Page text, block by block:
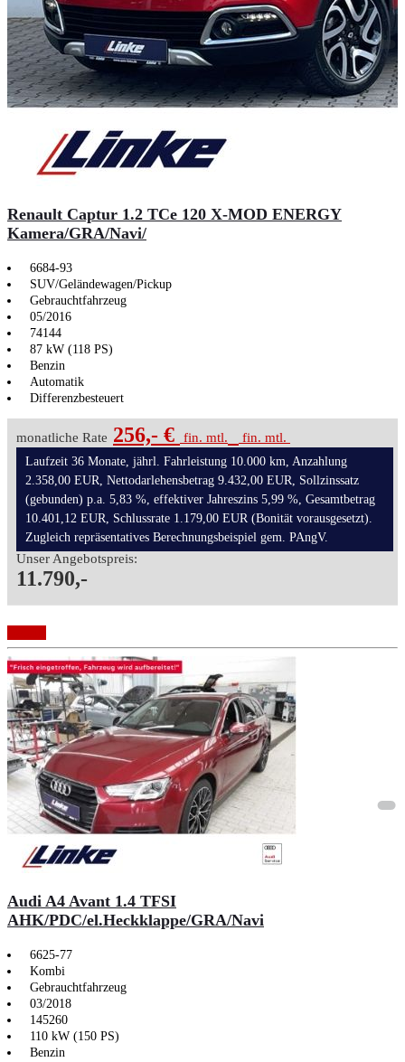
Renault Captur 1.2 TCe 120 X-MOD ENERGY
Kamera/GRA/Navi/
6684-93
SUV/Geländewagen/Pickup
Gebrauchtfahrzeug
05/2016
74144
87 kW (118 PS)
Benzin
Automatik
Differenzbesteuert
monatliche Rate 256,- € fin. mtl. fin. mtl.
Laufzeit 36 Monate, jährl. Fahrleistung 10.000 km, Anzahlung
2.358,00 EUR, Nettodarlehensbetrag 9.432,00 EUR, Sollzinssatz
(gebunden) p.a. 5,83 %, effektiver Jahreszins 5,99 %, Gesamtbetrag
10.401,12 EUR, Schlussrate 1.179,00 EUR (Bonität vorausgesetzt).
Zugleich repräsentatives Berechnungsbeispiel gem. PAngV.
Unser Angebotspreis:
11.790,-
Audi A4 Avant 1.4 TFSI
AHK/PDC/el.Heckklappe/GRA/Navi
6625-77
Kombi
Gebrauchtfahrzeug
03/2018
145260
110 kW (150 PS)
Benzin